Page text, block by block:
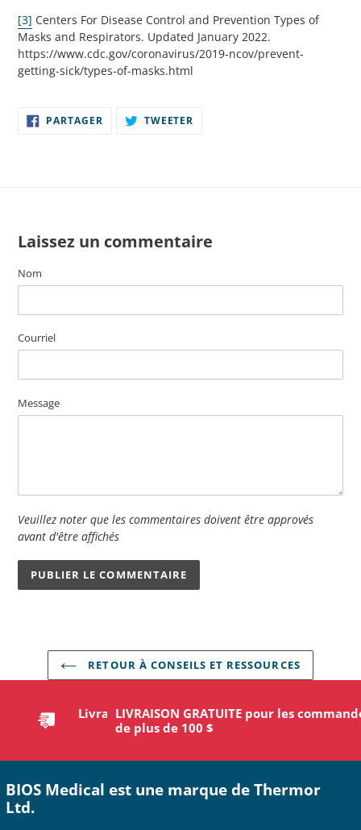
[3] Centers For Disease Control and Prevention Types of
Masks and Respirators. Updated January 2022.
https://www.cdc.gov/coronavirus/2019-ncov/prevent-
getting-sick/types-of-masks.html
PARTAGER PARTAGER
SUR
TWEETER
Laissez un commentaire
Nom
Courriel
Message
Veuillez noter que les commentaires doivent être approvés
avant d'être affichés
RETOUR À CONSEILS ET RESSOURCES
Livraison gratuite pour les commandes
supérieures à 100 $
BIOS Medical est une marque de Thermor
Ltd.